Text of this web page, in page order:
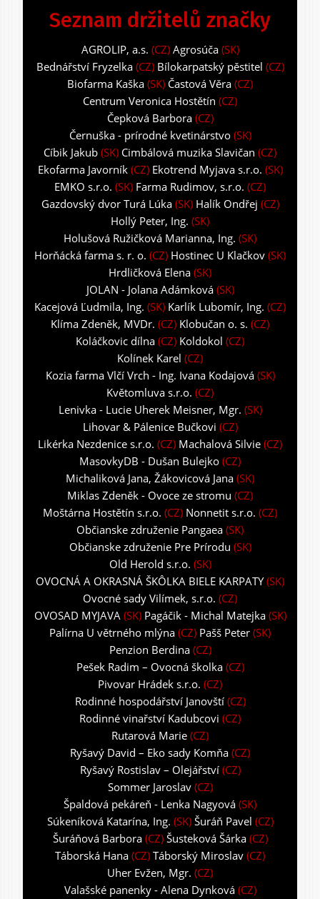
Seznam držitelů značky
AGROLIP, a.s. (CZ) Agrosúča(SK)
Bednářství Fryzelka(CZ) Bílokarpatský pěstitel (CZ)
Biofarma Kaška (SK) Častová Věra (CZ)
Centrum Veronica Hostětín (CZ)
Čepková Barbora(CZ)
Černuška - prírodné kvetinárstvo(SK)
Cíbik Jakub (SK) Cimbálová muzika Slavičan (CZ)
Ekofarma Javorník(CZ) Ekotrend Myjava s.r.o. (SK)
EMKO s.r.o. (SK) Farma Rudimov, s.r.o. (CZ)
Gazdovský dvor Turá Lúka(SK) Halík Ondřej (CZ)
Hollý Peter, Ing. (SK)
Holušová Ružičková Marianna, Ing. (SK)
Horňácká farma s. r. o. (CZ) Hostinec U Klačkov (SK)
Hrdličková Elena (SK)
JOLAN - Jolana Adámková(SK)
Kacejová Ľudmila, Ing. (SK) Karlík Lubomír, Ing. (CZ)
Klíma Zdeněk, MVDr. (CZ) Klobučan o. s. (CZ)
Koláčkovic dílna (CZ) Koldokol (CZ)
Kolínek Karel (CZ)
Kozia farma Vlčí Vrch - Ing. Ivana Kodajová(SK)
Květomluva s.r.o. (CZ)
Lenivka - Lucie Uherek Meisner, Mgr. (SK)
Lihovar & Pálenice Bučkovi (CZ)
Likérka Nezdenice s.r.o. (CZ) Machalová Silvie (CZ)
MasovkyDB - Dušan Bulejko (CZ)
Michaliková Jana, Žákovicová Jana (SK)
Miklas Zdeněk - Ovoce ze stromu (CZ)
Moštárna Hostětín s.r.o. (CZ) Nonnetit s.r.o. (CZ)
Občianske združenie Pangaea (SK)
Občianske združenie Pre Prírodu (SK)
Old Herold s.r.o. (SK)
OVOCNÁ A OKRASNÁ ŠKÔLKA BIELE KARPATY(SK)
Ovocné sady Vilímek, s.r.o. (CZ)
OVOSAD MYJAVA(SK) Pagáčik - Michal Matejka(SK)
Palírna U větrného mlýna (CZ) Pašš Peter (SK)
Penzion Berdina(CZ)
Pešek Radim – Ovocná školka(CZ)
Pivovar Hrádek s.r.o. (CZ)
Rodinné hospodářství Janovští (CZ)
Rodinné vinařství Kadubcovi (CZ)
Rutarová Marie (CZ)
Ryšavý David – Eko sady Komňa (CZ)
Ryšavý Rostislav – Olejářství(CZ)
Sommer Jaroslav(CZ)
Špaldová pekáreň - Lenka Nagyová (SK)
Súkeníková Katarína, Ing. (SK) Šuráň Pavel (CZ)
Šuráňová Barbora(CZ) Šusteková Šárka(CZ)
Táborská Hana (CZ) Táborský Miroslav (CZ)
Uher Evžen, Mgr. (CZ)
Valašské panenky - Alena Dynková(CZ)